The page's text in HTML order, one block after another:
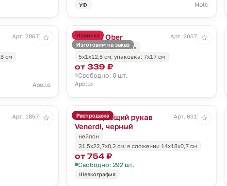
УФ Molti
Арт. 20677.00
см
Apollo
☆
Новинка
Изготовим на заказ
Штопор Ober
Арт. 20679.00
нержавеющая сталь
5х1х12,6 см; упаковка: 7х17 см
от 339 ₽
Свободно: 0 шт.
Apollo
☆
Арт. 18572.00
☆ Распродажа
Охлаждающий рукав
Venerdi, черный
Арт. 6919.30
нейлон
31,5х22,7х0,3 см; в сложении 14x18x0,7 см
от 754 ₽
Свободно: 292 шт.
Шелкография
☆